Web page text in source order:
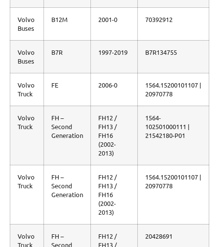
Volvo
Buses
B12M 2001-0 70392912
Volvo
Buses
B7R 1997-2019 B7R134755
Volvo
Truck
FE 2006-0
1564.15200101107 |
20970778
Volvo
Truck
FH –
Second
Generation
FH12 /
FH13 /
FH16
(2002-
2013)
1564-
102501000111 |
21542180-P01
Volvo
Truck
FH –
Second
Generation
FH12 /
FH13 /
FH16
(2002-
2013)
1564.15200101107 |
20970778
Volvo
Truck
FH –
Second
FH12 /
FH13 /
20428691